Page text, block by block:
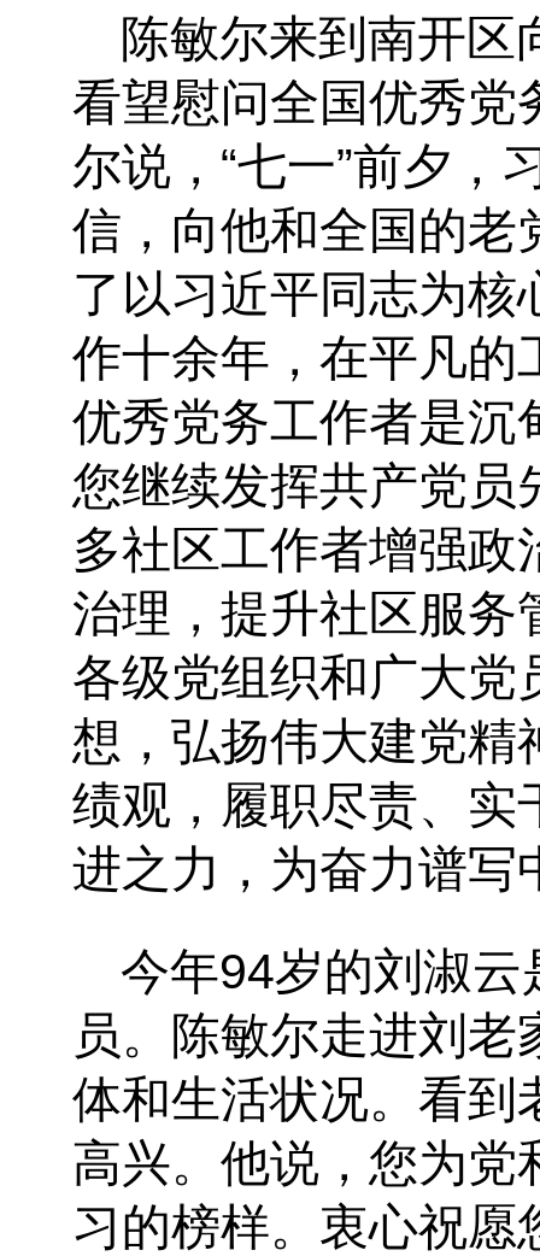
陈敏尔来到南开区
看望慰问全国优秀党
尔说，“七一”前夕，
信，向他和全国的老
了以习近平同志为
作十余年，在平凡的
优秀党务工作者是沉
您继续发挥共产党员
多社区工作者增强
治理，提升社区服务
各级党组织和广大党
想，弘扬伟大建党精
绩观，履职尽责、实
进之力，为奋力谱写
今年94岁的刘淑
员。陈敏尔走进刘
体和生活状况。看到
高兴。他说，您为党
习的榜样。衷心祝愿